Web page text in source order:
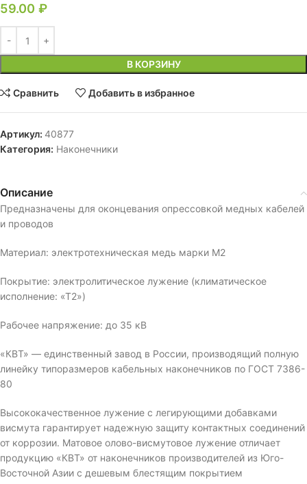
59.00 ₽
В КОРЗИНУ
Сравнить Добавить в избранное
Артикул: 40877
Категория: Наконечники
Описание
Предназначены для оконцевания опрессовкой медных кабелей
и проводов
Материал: электротехническая медь марки М2
Покрытие: электролитическое лужение (климатическое
исполнение: «Т2»)
Рабочее напряжение: до 35 кВ
«КВТ» — единственный завод в России, производящий полную
линейку типоразмеров кабельных наконечников по ГОСТ 7386-
80
Высококачественное лужение с легирующими добавками
висмута гарантирует надежную защиту контактных соединений
от коррозии. Матовое олово-висмутовое лужение отличает
продукцию «КВТ» от наконечников производителей из Юго-
Восточной Азии с дешевым блестящим покрытием